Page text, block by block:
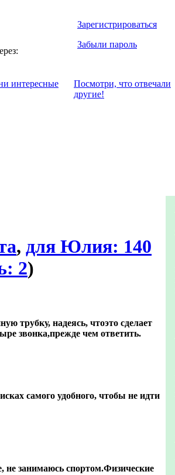
Зарегистрироваться
Забыли пароль
интересные
Посмотри, что отвeчали
другие!
, для Юлия: 140
2)
трубку, надеясь, чтоэто сделает
звонка,прежде чем ответить.
самого удобного, чтобы не идти
не занимаюсь спортом.Физические